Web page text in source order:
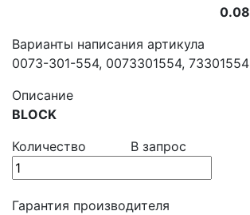
0.08
Варианты написания артикула
0073-301-554, 0073301554, 73301554
Описание
BLOCK
Количество
В запрос
Гарантия производителя